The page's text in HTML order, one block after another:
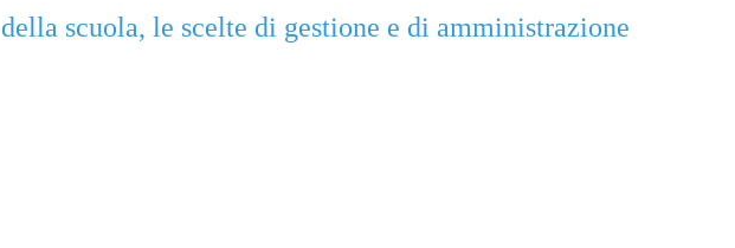
scuola, le scelte di gestione e di amministrazione